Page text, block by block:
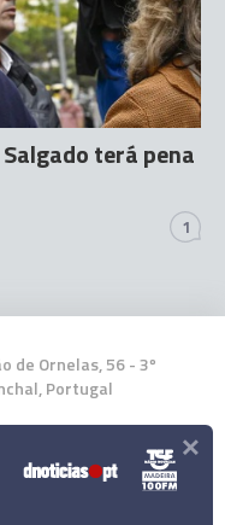
terá pena
1
de Ornelas, 56 - 3º
Portugal
×